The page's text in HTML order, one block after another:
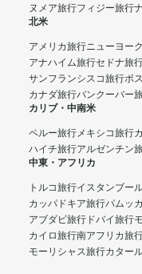
ヌメア旅行フィジー旅行
北米
アメリカ旅行ニューヨー
アナハイム旅行セドナ旅
サンフランシスコ旅行ボ
カナダ旅行バンクーバー
カリブ・中南米
ペルー旅行メキシコ旅行
ハイチ旅行アルゼンチン
中東・アフリカ
トルコ旅行イスタンブー
カッパドキア旅行パムッ
アブダビ旅行 ドバイ旅行
カイロ旅行南アフリカ旅
モーリシャス旅行カター